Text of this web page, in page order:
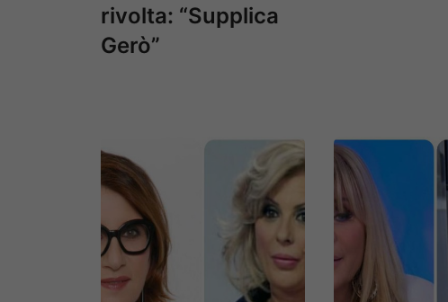
rivolta: “Supplica
Gerò”